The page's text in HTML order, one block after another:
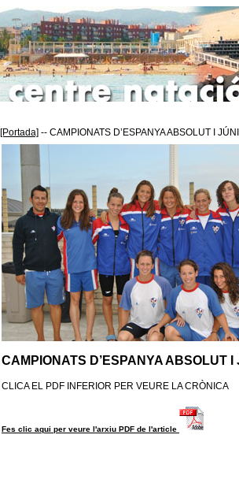
[Portada] -- CAMPIONATS D’ESPANYA ABSOLUT I
CAMPIONATS D’ESPANYA ABSOLUT I
CLICA EL PDF INFERIOR PER VEURE LA CRÒNICA
Fes clic aqui per veure l'arxiu PDF de l'article